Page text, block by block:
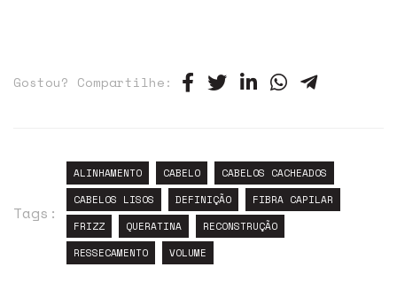
Gostou? Compartilhe:
Tags:
ALINHAMENTO CABELO
CABELOS CACHEADOS
CABELOS LISOS
DEFINIÇÃO
FIBRA CAPILAR
FRIZZ
QUERATINA
RECONSTRUÇÃO
RESSECAMENTO
VOLUME